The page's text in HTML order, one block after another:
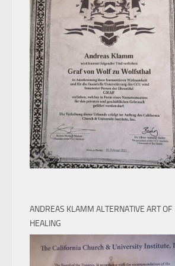
ANDREAS KLAMM ALTERNATIVE ART OF
HEALING